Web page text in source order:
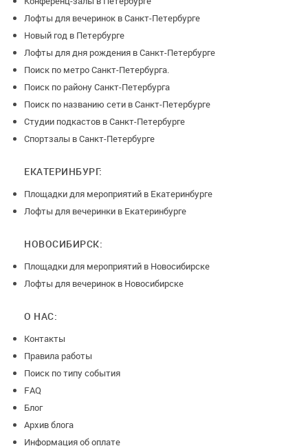
Лофты для вечеринок в Санкт-Петербурге
Новый год в Петербурге
Лофты для дня рождения в Санкт-Петербурге
Поиск по метро Санкт-Петербурга.
Поиск по району Санкт-Петербурга
Поиск по названию сети в Санкт-Петербурге
Студии подкастов в Санкт-Петербурге
Спортзалы в Санкт-Петербурге
ЕКАТЕРИНБУРГ:
Площадки для мероприятий в Екатеринбурге
Лофты для вечеринки в Екатеринбурге
НОВОСИБИРСК:
Площадки для мероприятий в Новосибирске
Лофты для вечеринок в Новосибирске
О НАС:
Контакты
Правила работы
Поиск по типу события
FAQ
Блог
Архив блога
Информация об оплате